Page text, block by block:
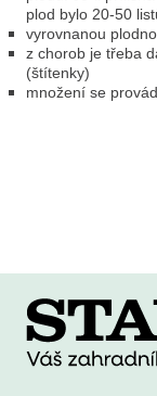
plod bylo 20-50
vyrovnanou
z chorob je třeba
(štítenky)
množení se